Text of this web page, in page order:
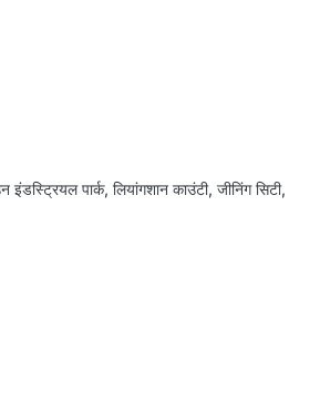
इंडस्ट्रियल पार्क, लियांगशान काउंटी, जीनिंग सिटी,